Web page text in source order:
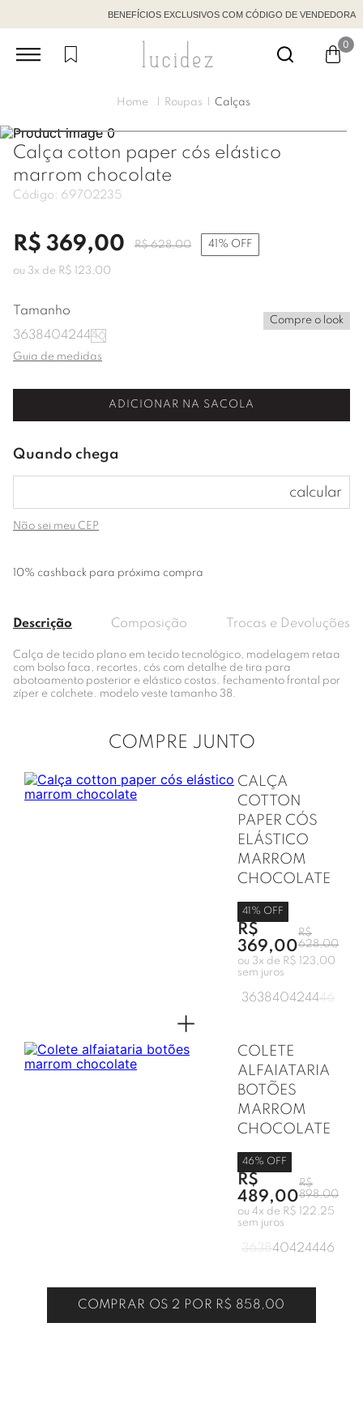
BENEFÍCIOS EXCLUSIVOS COM CÓDIGO DE VENDEDORA
0
Roupas Calças
Calça cotton paper cós elástico
marrom chocolate
Código: 69702235
R$ 369,00 R$ 628,00 41% OFF
ou 3x de R$ 123 ,00
Tamanho
363840424446
Compre o look
Guia de medidas
ADICIONAR NA SACOLA
Não sei meu CEP
10% cashback para próxima compra
Descrição Composição Trocas e Devoluções
Calça de tecido plano em tecido tecnológico, modelagem retaa
com bolso faca, recortes, cós com detalhe de tira para
abotoamento posterior e elástico costas. fechamento frontal por
zíper e colchete. modelo veste tamanho 38.
COMPRE JUNTO
CALÇA
COTTON
PAPER CÓS
ELÁSTICO
MARROM
CHOCOLATE
41 % OFF
R$
369,00
R$
628,00
ou 3x de R$ 123,00
sem juros
363840424446
+
COLETE
ALFAIATARIA
BOTÕES
MARROM
CHOCOLATE
46% OFF
R$
489,00
R$
898,00
ou 4x de R$ 122,25
sem juros
363840424446
COMPRAR OS 2 POR R$ 858,00